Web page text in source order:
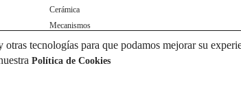
Cerámica
Mecanismos
Herrajes
tecnologías para que podamos mejorar su
Política de Cookies